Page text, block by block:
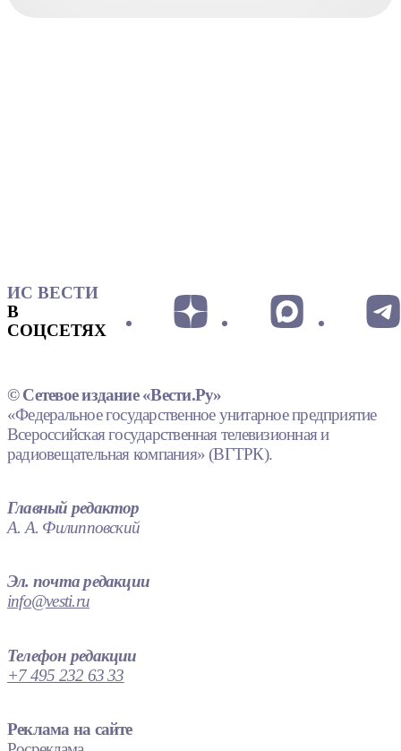
ИС ВЕСТИ
В
СОЦСЕТЯХ
© Сетевое издание «Вести.Ру»
«Федеральное государственное унитарное предприятие
Всероссийская государственная телевизионная и
радиовещательная компания» (ВГТРК).
Главный редактор
А. А. Филипповский
Эл. почта редакции
info@vesti.ru
Телефон редакции
+7 495 232 63 33
Реклама на сайте